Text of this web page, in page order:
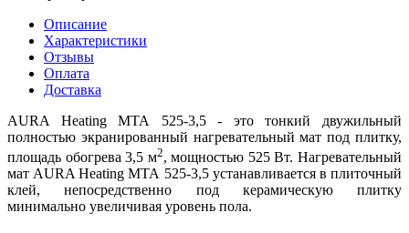
Описание
Характеристики
Отзывы
Оплата
Доставка
AURA Heating МТА 525-3,5 - это тонкий двужильный
полностью экранированный нагревательный мат под плитку,
площадь обогрева 3,5 м2, мощностью 525 Вт. Нагревательный
мат AURA Heating МТА 525-3,5 устанавливается в плиточный
клей, непосредственно под керамическую плитку
минимально увеличивая уровень пола.